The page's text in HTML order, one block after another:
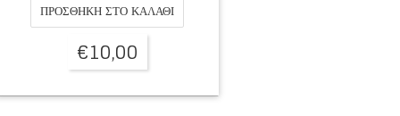
ΠΡΟΣΘΉΚΗ ΣΤΟ ΚΑΛΆΘΙ
€10,00